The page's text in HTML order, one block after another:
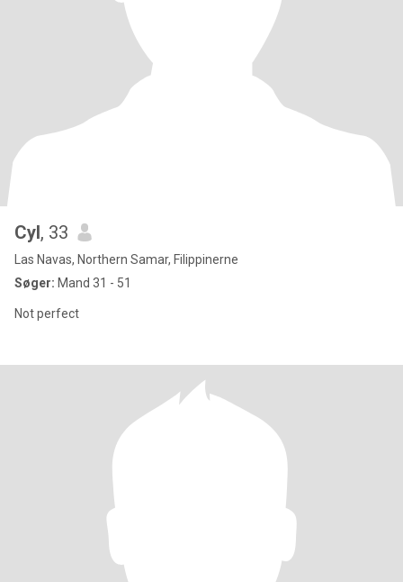
Cyl, 33
Las Navas, Northern Samar, Filippinerne
Søger: Mand 31 - 51
Not perfect